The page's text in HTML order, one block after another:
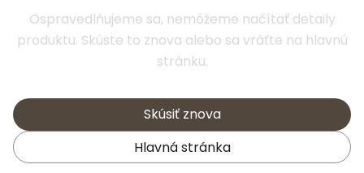
Ospravedlňujeme sa, nemôžeme načítať detaily
produktu. Skúste to znova alebo sa vráťte na hlavnú
stránku.
Skúsiť znova
Hlavná stránka